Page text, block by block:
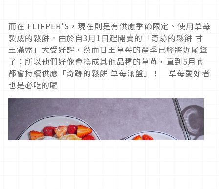
而在 FLIPPER'S，現在則是有供應季節限定、使用草苺
製成的鬆餅。由於自3月1日起開賣的「奇跡的鬆餅 甘
王滿盤」大受好評，然而甘王草莓的產季已經將近尾聲
了；所以他們好像會換成其他品種的草苺，直到5月底
都會持續供應「奇跡的鬆餅 草苺滿盤」！ 草苺愛好者
也是必吃的囉